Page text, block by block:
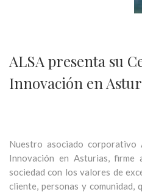
ALSA presenta su
Innovación en
Nuestro asociado corporativo
Innovación en Asturias, firme
sociedad con los valores de
cliente, personas y comunidad,